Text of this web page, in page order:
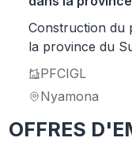
Construction du
la province du
PFCIGL
Nyamona
OFFRES